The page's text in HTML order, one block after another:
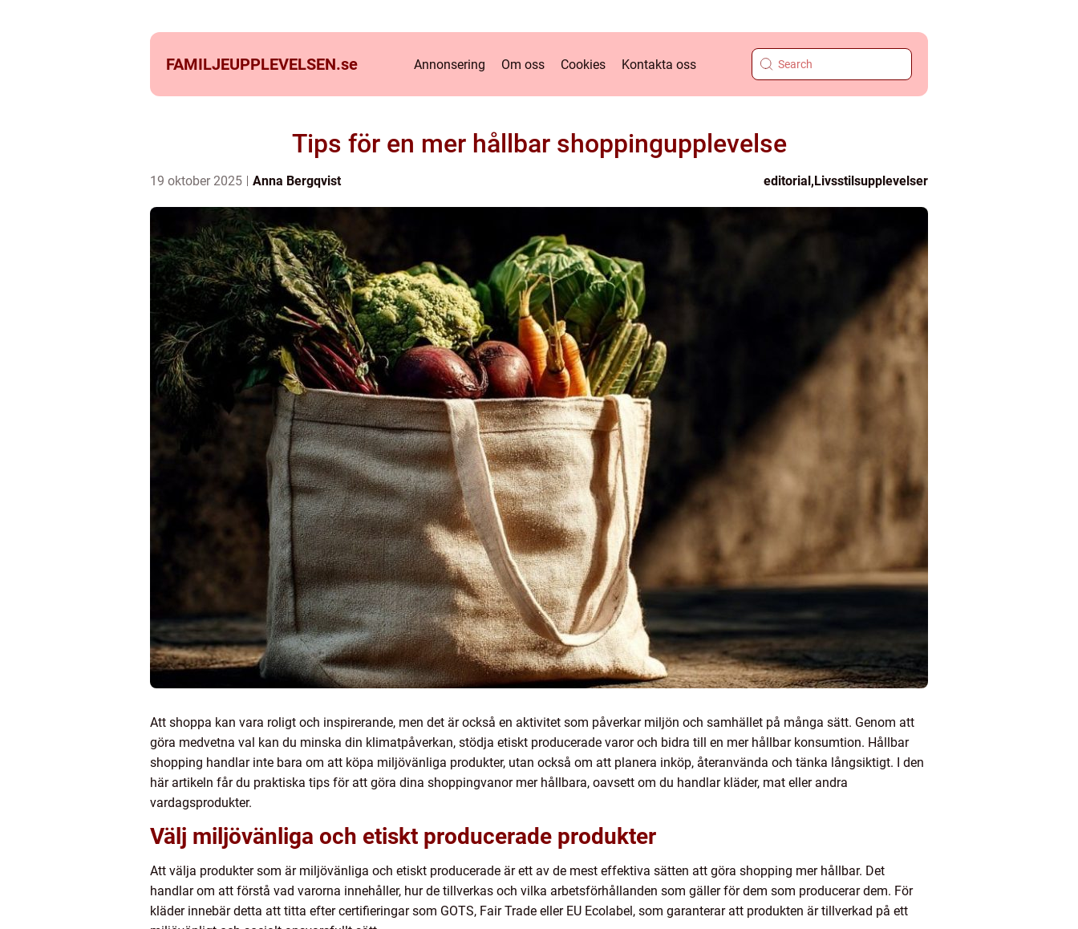
FAMILJEUPPLEVELSEN.se Annonsering Om oss Cookies Kontakta oss
Tips för en mer hållbar shoppingupplevelse
19 oktober 2025 Anna Bergqvist editorial,Livsstilsupplevelser
Att shoppa kan vara roligt och inspirerande, men det är också en aktivitet som påverkar miljön och samhället på många sätt. Genom att
göra medvetna val kan du minska din klimatpåverkan, stödja etiskt producerade varor och bidra till en mer hållbar konsumtion. Hållbar
shopping handlar inte bara om att köpa miljövänliga produkter, utan också om att planera inköp, återanvända och tänka långsiktigt. I den
här artikeln får du praktiska tips för att göra dina shoppingvanor mer hållbara, oavsett om du handlar kläder, mat eller andra
vardagsprodukter.
Välj miljövänliga och etiskt producerade produkter
Att välja produkter som är miljövänliga och etiskt producerade är ett av de mest effektiva sätten att göra shopping mer hållbar. Det
handlar om att förstå vad varorna innehåller, hur de tillverkas och vilka arbetsförhållanden som gäller för dem som producerar dem. För
kläder innebär detta att titta efter certifieringar som GOTS, Fair Trade eller EU Ecolabel, som garanterar att produkten är tillverkad på ett